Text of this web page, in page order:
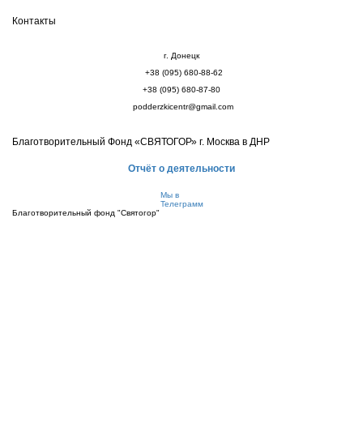
Контакты
г. Донецк
+38 (095) 680-88-62
+38 (095) 680-87-80
podderzkicentr@gmail.com
Благотворительный Фонд «СВЯТОГОР» г. Москва в ДНР
Отчёт о деятельности
Мы в
Телеграмм
Благотворительный фонд "Святогор"